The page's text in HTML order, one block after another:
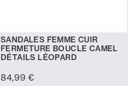
SANDALES FEMME CUIR
FERMETURE BOUCLE CAMEL
DÉTAILS LÉOPARD
84,99 €